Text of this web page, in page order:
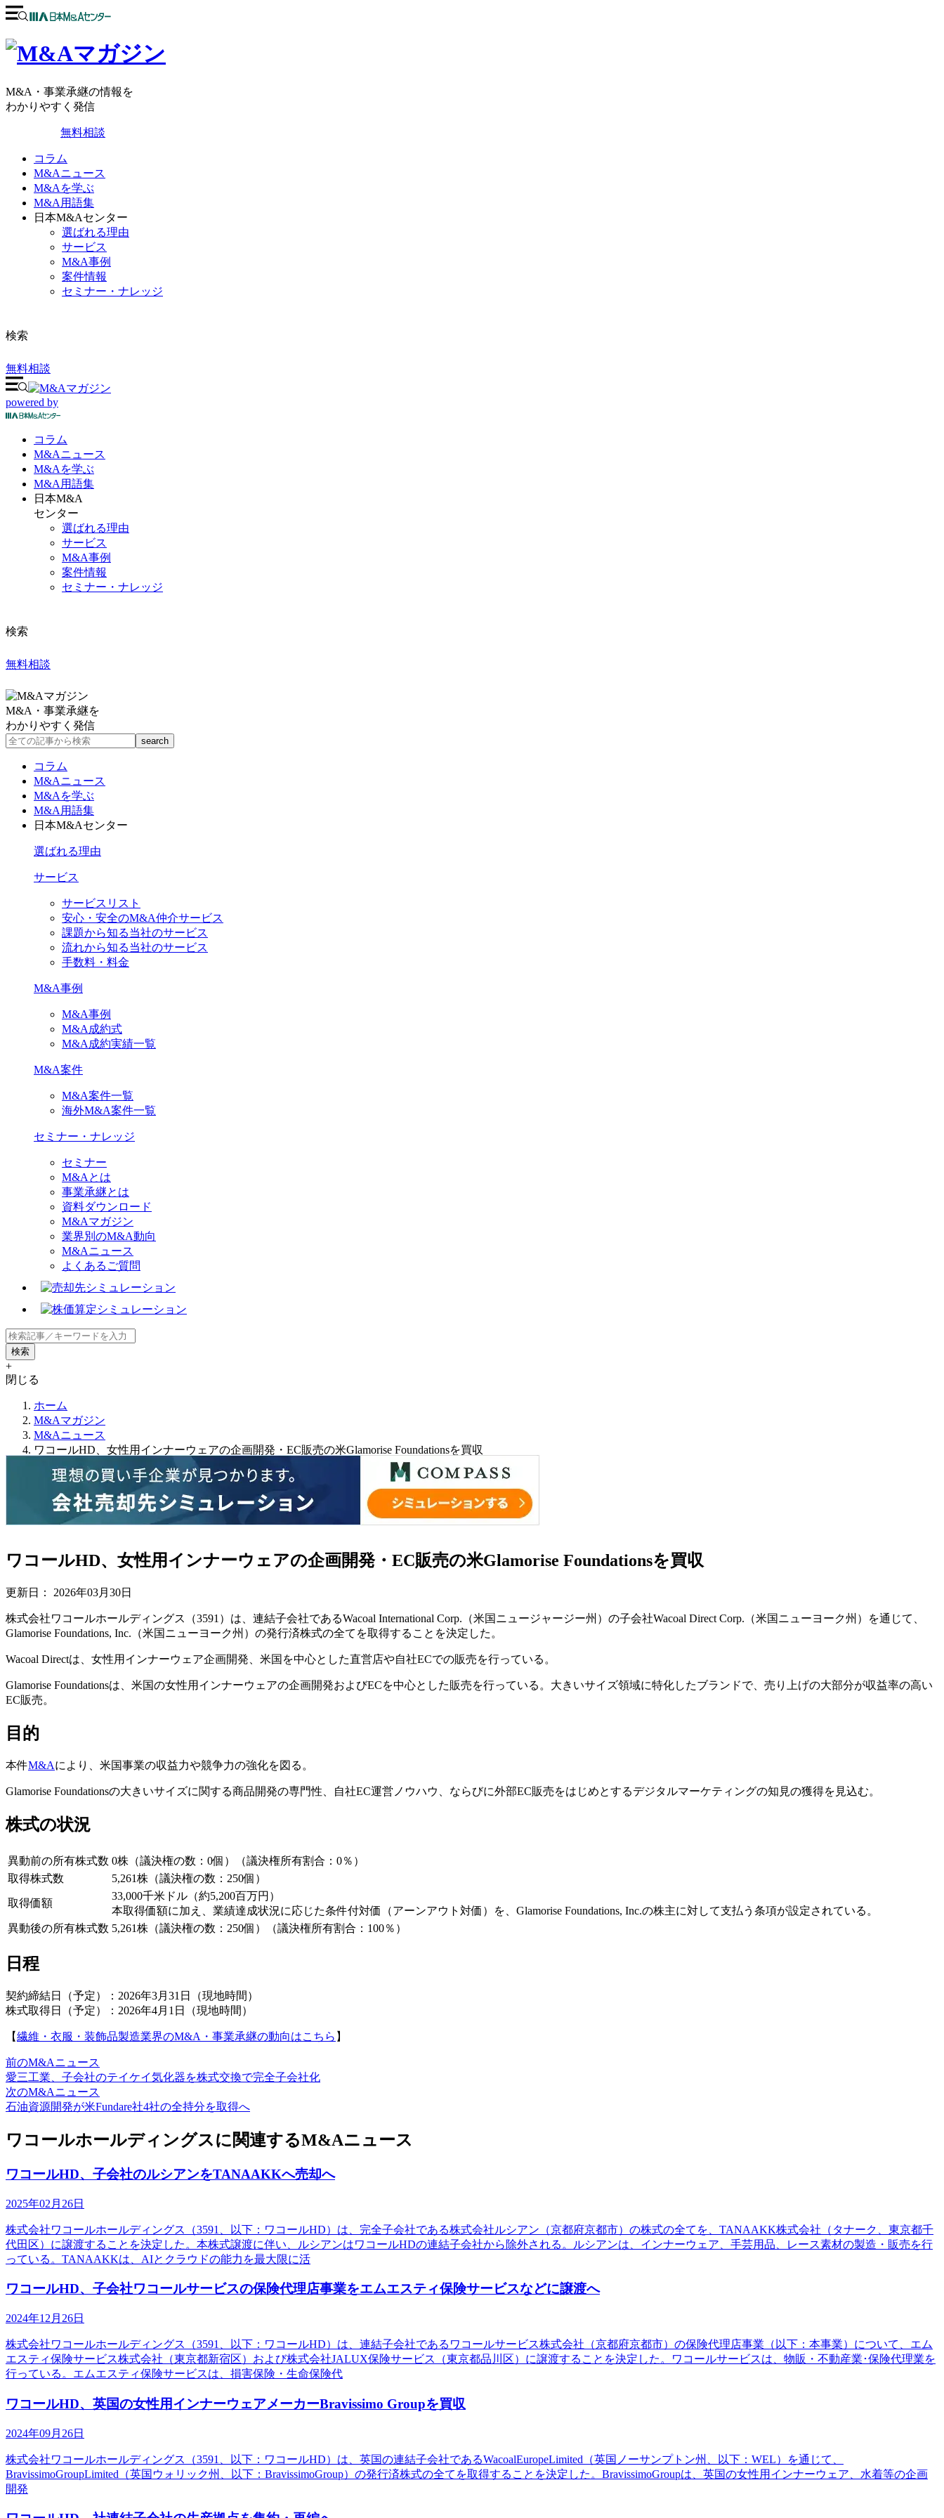
M&A・事業承継の情報を
わかりやすく発信
無料相談
コラム
M&Aニュース
M&Aを学ぶ
M&A用語集
日本M&Aセンター
選ばれる理由
サービス
M&A事例
案件情報
セミナー・ナレッジ
検索
無料相談
powered by
コラム
M&Aニュース
M&Aを学ぶ
M&A 用語集
日本M&A
センター
選ばれる理由
サービス
M&A事例
案件情報
セミナー・ナレッジ
検索
無料相談
M&A・事業承継を
わかりやすく発信
コラム
M&Aニュース
M&Aを学ぶ
M&A用語集
日本M&Aセンター
選ばれる理由
サービス
サービスリスト
安心・安全のM&A仲介サービス
課題から知る当社のサービス
流れから知る当社のサービス
手数料・料金
M&A事例
M&A事例
M&A成約式
M&A成約実績一覧
M&A案件
M&A案件一覧
海外M&A案件一覧
セミナー・ナレッジ
セミナー
M&Aとは
事業承継とは
資料ダウンロード
M&Aマガジン
業界別のM&A動向
M&Aニュース
よくあるご質問
+
閉じる
ホーム
M&Aマガジン
M&Aニュース
ワコールHD、女性用インナーウェアの企画開発・EC販売の米Glamorise Foundationsを買収
ワコールHD、女性用インナーウェアの企画開発・EC販売の米Glamorise Foundationsを買収
更新日： 2026年03月30日
株式会社ワコールホールディングス（3591）は、連結子会社であるWacoal International Corp.（米国ニュージャージー州）の子会社Wacoal Direct Corp.（米国ニューヨーク州）を通じて、
Glamorise Foundations, Inc.（米国ニューヨーク州）の発行済株式の全てを取得することを決定した。
Wacoal Directは、女性用インナーウェア企画開発、米国を中心とした直営店や自社ECでの販売を行っている。
Glamorise Foundationsは、米国の女性用インナーウェアの企画開発およびECを中心とした販売を行っている。大きいサイズ領域に特化したブランドで、売り上げの大部分が収益率の高い
EC販売。
目的
本件M&Aにより、米国事業の収益力や競争力の強化を図る。
Glamorise Foundationsの大きいサイズに関する商品開発の専門性、自社EC運営ノウハウ、ならびに外部EC販売をはじめとするデジタルマーケティングの知見の獲得を見込む。
株式の状況
異動前の所有株式数 0株（議決権の数：0個）（議決権所有割合：0％）
取得株式数
5,261株（議決権の数：250個）
取得価額
33,000千米ドル（約5,200百万円）
本取得価額に加え、業績達成状況に応じた条件付対価（アーンアウト対価）を、Glamorise Foundations, Inc.の株主に対して支払う条項が設定されている。
異動後の所有株式数 5,261株（議決権の数：250個）（議決権所有割合：100％）
日程
契約締結日（予定）：2026年3月31日（現地時間）
株式取得日（予定）：2026年4月1日（現地時間）
【繊維・衣服・装飾品製造業界のM&A・事業承継の動向はこちら 】
前のM&Aニュース
愛三工業、子会社のテイケイ気化器を株式交換で完全子会社化
次のM&Aニュース
石油資源開発が米Fundare社4社の全持分を取得へ
ワコールホールディングスに関連するM&Aニュース
ワコールHD、子会社のルシアンをTANAAKKへ売却へ
2025年02月26日
株式会社ワコールホールディングス（3591、以下：ワコールHD）は、完全子会社である株式会社ルシアン（京都府京都市）の株式の全てを、TANAAKK株式会社（タナーク、東京都千
代田区）に譲渡することを決定した。本株式譲渡に伴い、ルシアンはワコールHDの連結子会社から除外される。ルシアンは、インナーウェア、手芸用品、レース素材の製造・販売を行
っている。TANAAKKは、AIとクラウドの能力を最大限に活
ワコールHD、子会社ワコールサービスの保険代理店事業をエムエスティ保険サービスなどに譲渡へ
2024年12月26日
株式会社ワコールホールディングス（3591、以下：ワコールHD）は、連結子会社であるワコールサービス株式会社（京都府京都市）の保険代理店事業（以下：本事業）について、エム
エスティ保険サービス株式会社（東京都新宿区）および株式会社JALUX保険サービス（東京都品川区）に譲渡することを決定した。ワコールサービスは、物販・不動産業･保険代理業を
行っている。エムエスティ保険サービスは、損害保険・生命保険代
ワコールHD、英国の女性用インナーウェアメーカーBravissimo Groupを買収
2024年09月26日
株式会社ワコールホールディングス（3591、以下：ワコールHD）は、英国の連結子会社であるWacoalEuropeLimited（英国ノーサンプトン州、以下：WEL）を通じて、
BravissimoGroupLimited（英国ウォリック州、以下：BravissimoGroup）の発行済株式の全てを取得することを決定した。BravissimoGroupは、英国の女性用インナーウェア、水着等の企画
開発